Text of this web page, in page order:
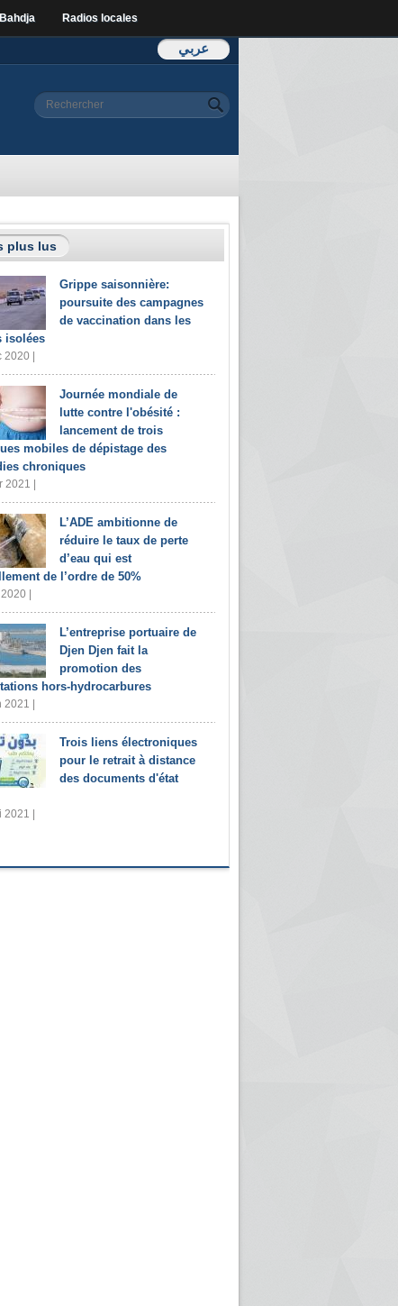
Radios locales
عربي
Formulaire de
Rechercher
plus lus
Grippe saisonnière:
poursuite des campagnes
de vaccination dans les
isolées
|
Journée mondiale de
lutte contre l'obésité :
lancement de trois
mobiles de dépistage des
chroniques
|
L’ADE ambitionne de
réduire le taux de perte
d’eau qui est
de l’ordre de 50%
|
L’entreprise portuaire de
Djen Djen fait la
promotion des
hors-hydrocarbures
|
Trois liens électroniques
pour le retrait à distance
des documents d'état
|